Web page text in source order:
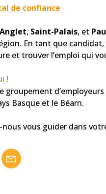
de confiance
Anglet, Saint-Palais, et Pau
En tant que
et trouver l’emploi qui
!
groupement
Basque et le Béarn.
vous guider dans